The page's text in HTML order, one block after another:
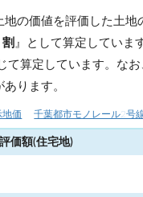
の価値を評価した土地
割 』として算定していま
て算定しています。な
ります。
地価 千葉都市モノレール2号
価額(住宅地)